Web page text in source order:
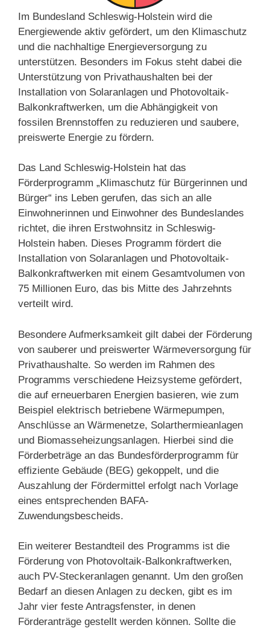
Im Bundesland Schleswig-Holstein wird die
Energiewende aktiv gefördert, um den Klimaschutz
und die nachhaltige Energieversorgung zu
unterstützen. Besonders im Fokus steht dabei die
Unterstützung von Privathaushalten bei der
Installation von Solaranlagen und Photovoltaik-
Balkonkraftwerken, um die Abhängigkeit von
fossilen Brennstoffen zu reduzieren und saubere,
preiswerte Energie zu fördern.
Das Land Schleswig-Holstein hat das
Förderprogramm „Klimaschutz für Bürgerinnen und
Bürger“ ins Leben gerufen, das sich an alle
Einwohnerinnen und Einwohner des Bundeslandes
richtet, die ihren Erstwohnsitz in Schleswig-
Holstein haben. Dieses Programm fördert die
Installation von Solaranlagen und Photovoltaik-
Balkonkraftwerken mit einem Gesamtvolumen von
75 Millionen Euro, das bis Mitte des Jahrzehnts
verteilt wird.
Besondere Aufmerksamkeit gilt dabei der Förderung
von sauberer und preiswerter Wärmeversorgung für
Privathaushalte. So werden im Rahmen des
Programms verschiedene Heizsysteme gefördert,
die auf erneuerbaren Energien basieren, wie zum
Beispiel elektrisch betriebene Wärmepumpen,
Anschlüsse an Wärmenetze, Solarthermieanlagen
und Biomasseheizungsanlagen. Hierbei sind die
Förderbeträge an das Bundesförderprogramm für
effiziente Gebäude (BEG) gekoppelt, und die
Auszahlung der Fördermittel erfolgt nach Vorlage
eines entsprechenden BAFA-
Zuwendungsbescheids.
Ein weiterer Bestandteil des Programms ist die
Förderung von Photovoltaik-Balkonkraftwerken,
auch PV-Steckeranlagen genannt. Um den großen
Bedarf an diesen Anlagen zu decken, gibt es im
Jahr vier feste Antragsfenster, in denen
Förderanträge gestellt werden können. Sollte die